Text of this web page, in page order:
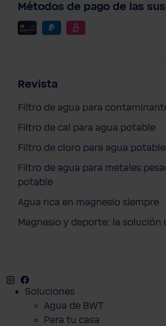
Stone Pebble Grinder
470,00 €
Contenido: 1 pza.
Métodos de pago de las
Revista
Filtro de agua para
Filtro de cal para agua potable
Filtro de cloro para agua potable
Filtro de agua para metales
potable
Agua rica en magnesio siempre
Magnesio y deporte: la solución
Instagram
Soluciones
Agua de BWT
Para tu casa